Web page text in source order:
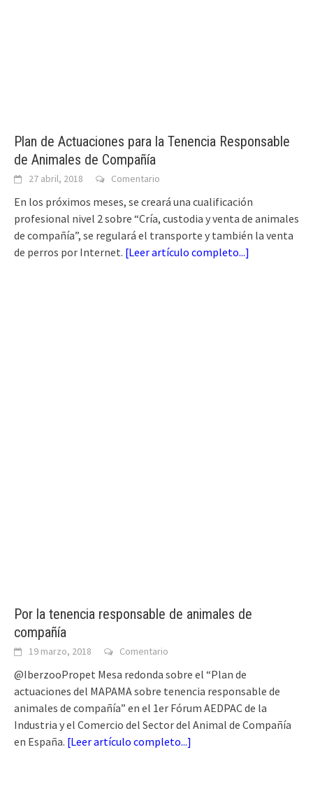
Plan de Actuaciones para la Tenencia Responsable
de Animales de Compañía
27 abril, 2018 Comentario
En los próximos meses, se creará una cualificación
profesional nivel 2 sobre “Cría, custodia y venta de animales
de compañía”, se regulará el transporte y también la venta
de perros por Internet. [Leer artículo completo...]
Por la tenencia responsable de animales de
compañía
19 marzo, 2018 Comentario
@IberzooPropet Mesa redonda sobre el “Plan de
actuaciones del MAPAMA sobre tenencia responsable de
animales de compañía” en el 1er Fórum AEDPAC de la
Industria y el Comercio del Sector del Animal de Compañía
en España. [Leer artículo completo...]